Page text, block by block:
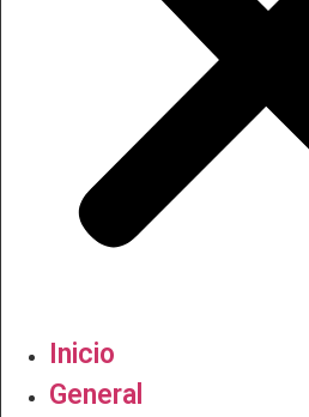
Inicio
General